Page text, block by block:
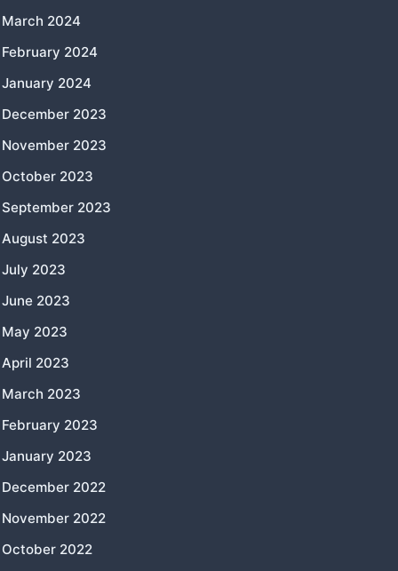
March 2024
February 2024
January 2024
December 2023
November 2023
October 2023
September 2023
August 2023
July 2023
June 2023
May 2023
April 2023
March 2023
February 2023
January 2023
December 2022
November 2022
October 2022